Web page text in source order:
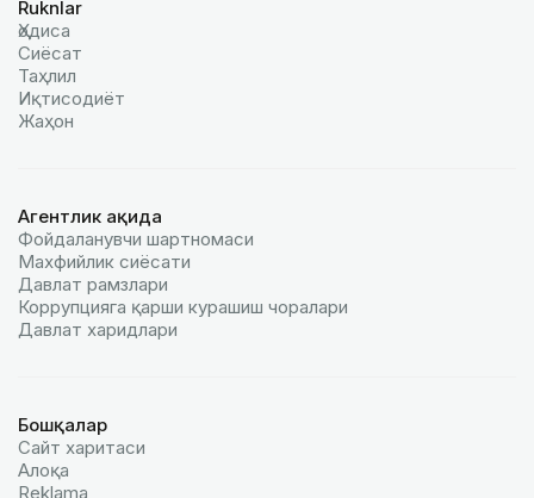
Ruknlar
Ҳодиса
Сиёсат
Таҳлил
Иқтисодиёт
Жаҳон
Агентлик ҳақида
Фойдаланувчи шартномаси
Махфийлик сиёсати
Давлат рамзлари
Коррупцияга қарши курашиш чоралари
Давлат харидлари
Бошқалар
Сайт харитаси
Алоқа
Reklamа